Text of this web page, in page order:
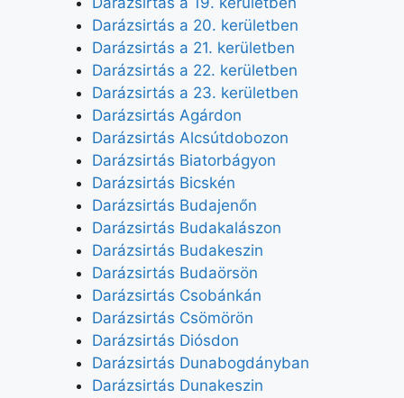
Darázsirtás a 20. kerületben
Darázsirtás a 21. kerületben
Darázsirtás a 22. kerületben
Darázsirtás a 23. kerületben
Darázsirtás Agárdon
Darázsirtás Alcsútdobozon
Darázsirtás Biatorbágyon
Darázsirtás Bicskén
Darázsirtás Budajenőn
Darázsirtás Budakalászon
Darázsirtás Budakeszin
Darázsirtás Budaörsön
Darázsirtás Csobánkán
Darázsirtás Csömörön
Darázsirtás Diósdon
Darázsirtás Dunabogdányban
Darázsirtás Dunakeszin